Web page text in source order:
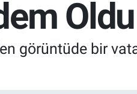
Oldu
görüntüde bir